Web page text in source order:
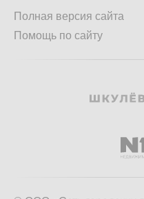
Полная версия сайта
Помощь по сайту